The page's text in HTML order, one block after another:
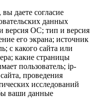
даете согласие
данных
версия ОС; тип и версия
его экрана; источник
с какого сайта или
какие страницы
пользователь; ip-
проведения
исследований
ваши данные